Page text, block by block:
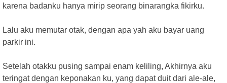
karena badanku hanya mirip seorang binarangka fikirku.
Lalu aku memutar otak, dengan apa yah aku bayar uang
parkir ini.
Setelah otakku pusing sampai enam keliling, Akhirnya aku
teringat dengan keponakan ku, yang dapat duit dari ale-ale,